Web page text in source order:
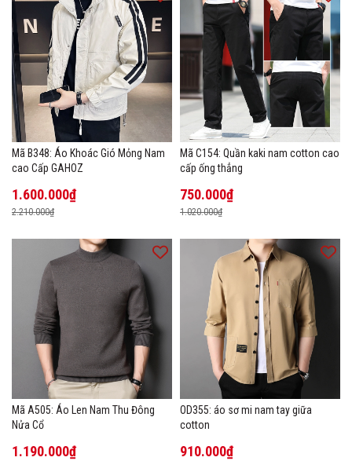
Mã B348: Áo Khoác Gió Mỏng Nam
cao Cấp GAHOZ
1.600.000₫
2.210.000₫
Mã C154: Quần kaki nam cotton cao
cấp ống thẳng
750.000₫
1.020.000₫
Mã A505: Áo Len Nam Thu Đông
Nửa Cổ
1.190.000₫
OD355: áo sơ mi nam tay giữa
cotton
910.000₫